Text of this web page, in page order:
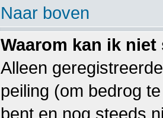
Naar boven
Waarom kan ik
Alleen
peiling (om bedrog
bent en nog steeds